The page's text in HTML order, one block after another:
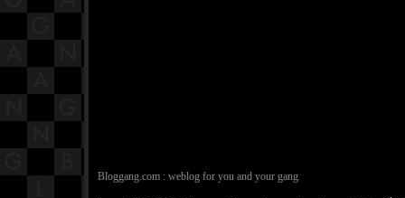
Bloggang.com : weblog for you and your gang